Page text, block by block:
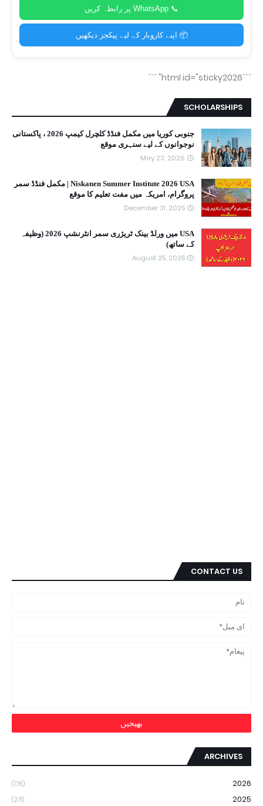
📞 WhatsApp پر رابطہ کریں
📦 اپنے کاروبار کے لیے پیکجز دیکھیں
```html id="sticky2026"
```
SCHOLARSHIPS
جنوبی کوریا میں مکمل فنڈڈ کلچرل کیمپ 2026 ، پاکستانی
نوجوانوں کے لیے سنہری موقع
May 23, 2026
Niskanen Summer Institute 2026 USA | مکمل فنڈڈ سمر
پروگرام، امریکہ میں مفت تعلیم کا موقع
December 31, 2025
USA میں ورلڈ بینک ٹریژری سمر انٹرنشپ 2026 (وظیفہ
کے ساتھ)
August 25, 2025
CONTACT US
ARCHIVES
2026
(176)
2025
(271)